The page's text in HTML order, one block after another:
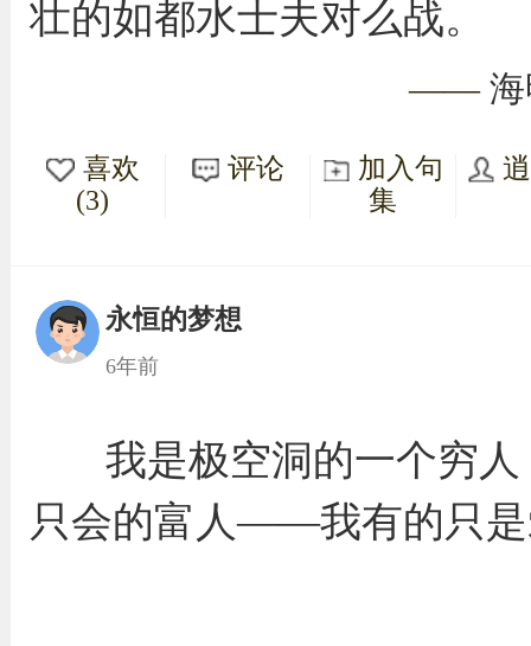
壮的如都水士夫对么战。
——
喜欢
(3)
评论
加入句
集
永恒的梦想
6年前
我是极空洞的一个穷
只会的富人——我有的只